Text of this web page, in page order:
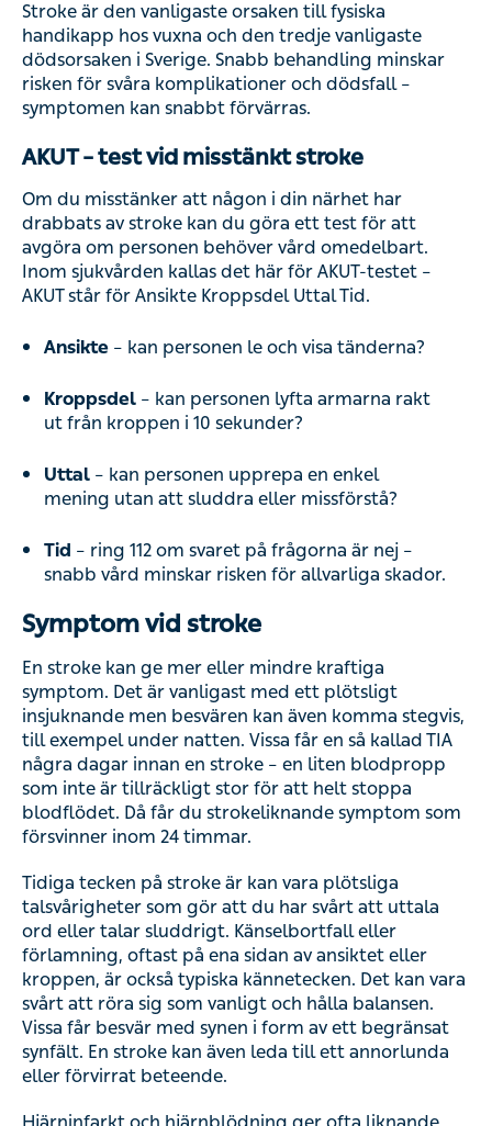
Stroke är den vanligaste orsaken till fysiska
handikapp hos vuxna och den tredje vanligaste
dödsorsaken i Sverige. Snabb behandling minskar
risken för svåra komplikationer och dödsfall –
symptomen kan snabbt förvärras.
AKUT – test vid misstänkt stroke
Om du misstänker att någon i din närhet har
drabbats av stroke kan du göra ett test för att
avgöra om personen behöver vård omedelbart.
Inom sjukvården kallas det här för AKUT-testet –
AKUT står för Ansikte Kroppsdel Uttal Tid.
Ansikte – kan personen le och visa tänderna?
Kroppsdel – kan personen lyfta armarna rakt
ut från kroppen i 10 sekunder?
Uttal – kan personen upprepa en enkel
mening utan att sluddra eller missförstå?
Tid – ring 112 om svaret på frågorna är nej –
snabb vård minskar risken för allvarliga skador.
Symptom vid stroke
En stroke kan ge mer eller mindre kraftiga
symptom. Det är vanligast med ett plötsligt
insjuknande men besvären kan även komma stegvis,
till exempel under natten. Vissa får en så kallad TIA
några dagar innan en stroke – en liten blodpropp
som inte är tillräckligt stor för att helt stoppa
blodflödet. Då får du strokeliknande symptom som
försvinner inom 24 timmar.
Tidiga tecken på stroke är kan vara plötsliga
talsvårigheter som gör att du har svårt att uttala
ord eller talar sluddrigt. Känselbortfall eller
förlamning, oftast på ena sidan av ansiktet eller
kroppen, är också typiska kännetecken. Det kan vara
svårt att röra sig som vanligt och hålla balansen.
Vissa får besvär med synen i form av ett begränsat
synfält. En stroke kan även leda till ett annorlunda
eller förvirrat beteende.